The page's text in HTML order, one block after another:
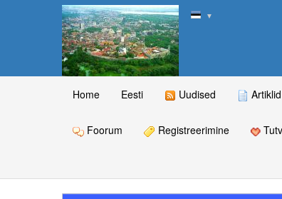
▼
Home Eesti Uudised Artiklid
Foorum Registreerimine